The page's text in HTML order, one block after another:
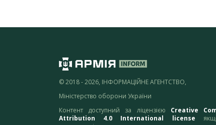
© 2018 - 2026, ІНФОРМАЦІЙНЕ АГЕНТСТВО,
Міністерство оборони України
Контент доступний за ліцензією Creative
Attribution 4.0 International license